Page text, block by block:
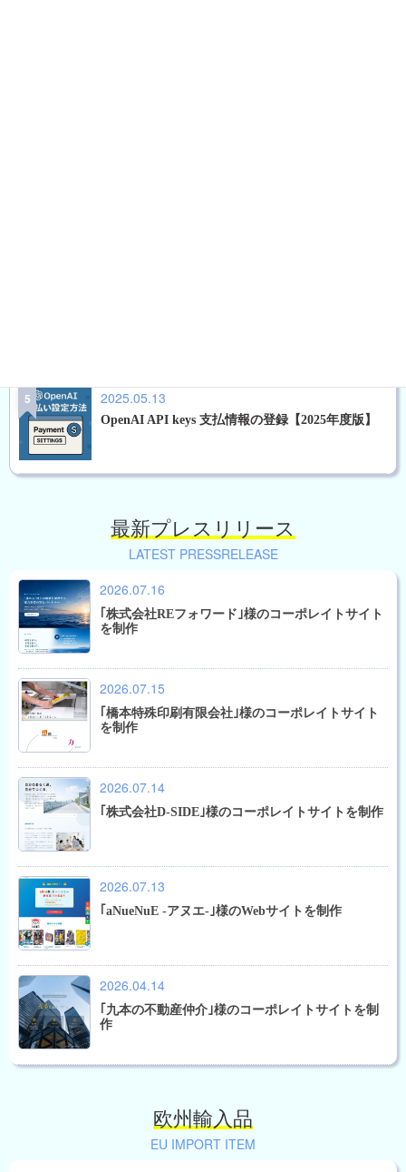
2025.05.13
OpenAI API keys 支払情報の登録【2025年度版】
最新プレスリリース
LATEST PRESSRELEASE
2026.07.16
｢株式会社REフォワード｣様のコーポレイトサイト
を制作
2026.07.15
｢橋本特殊印刷有限会社｣様のコーポレイトサイト
を制作
2026.07.14
｢株式会社D-SIDE｣様のコーポレイトサイトを制作
2026.07.13
｢aNueNuE -アヌエ-｣様のWebサイトを制作
2026.04.14
｢九本の不動産仲介｣様のコーポレイトサイトを制
作
欧州輸入品
EU IMPORT ITEM